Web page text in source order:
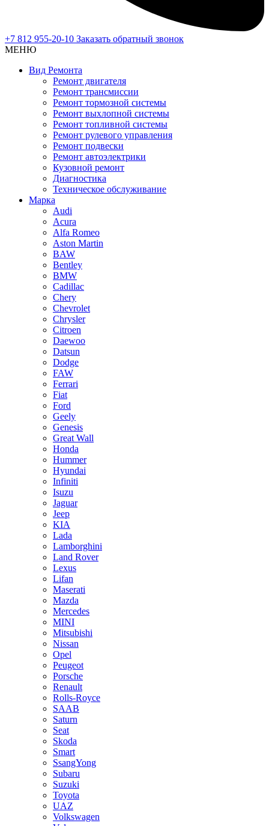
+7 812 955-20-10 Заказать обратный звонок
МЕНЮ
Вид Ремонта
Ремонт двигателя
Ремонт трансмиссии
Ремонт тормозной системы
Ремонт выхлопной системы
Ремонт топливной системы
Ремонт рулевого управления
Ремонт подвески
Ремонт автоэлектрики
Кузовной ремонт
Диагностика
Техническое обслуживание
Марка
Audi
Acura
Alfa Romeo
Aston Martin
BAW
Bentley
BMW
Cadillac
Chery
Chevrolet
Chrysler
Citroen
Daewoo
Datsun
Dodge
FAW
Ferrari
Fiat
Ford
Geely
Genesis
Great Wall
Honda
Hummer
Hyundai
Infiniti
Isuzu
Jaguar
Jeep
KIA
Lada
Lamborghini
Land Rover
Lexus
Lifan
Maserati
Mazda
Mercedes
MINI
Mitsubishi
Nissan
Opel
Peugeot
Porsche
Renault
Rolls-Royce
SAAB
Saturn
Seat
Skoda
Smart
SsangYong
Subaru
Suzuki
Toyota
UAZ
Volkswagen